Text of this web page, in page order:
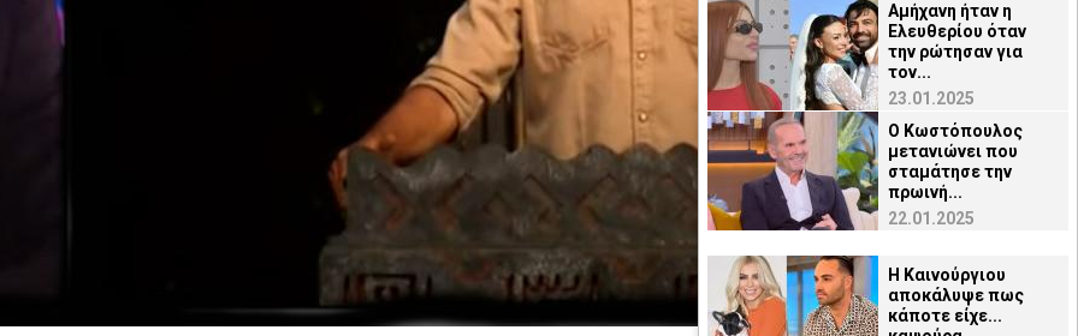
Αμήχανη ήταν η
Ελευθερίου όταν
την ρώτησαν για
τον...
23.01.2025
Ο Κωστόπουλος
μετανιώνει που
σταμάτησε την
πρωινή...
22.01.2025
Η Καινούργιου
αποκάλυψε πως
κάποτε είχε...